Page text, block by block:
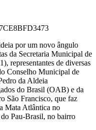
por um novo ângulo
da Secretaria Municipal de
representantes de diversas
Conselho Municipal de
da Aldeia
do Brasil (OAB) e da
São Francisco, que faz
Mata Atlântica no
Pau-Brasil, no bairro